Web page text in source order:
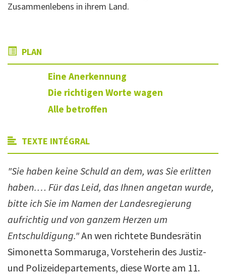
Zusammenlebens in ihrem Land.
PLAN
Eine Anerkennung
Die richtigen Worte wagen
Alle betroffen
TEXTE INTÉGRAL
"Sie haben keine Schuld an dem, was Sie erlitten
haben.… Für das Leid, das Ihnen angetan wurde,
bitte ich Sie im Namen der Landesregierung
aufrichtig und von ganzem Herzen um
Entschuldigung."An wen richtete Bundesrätin
Simonetta Sommaruga, Vorsteherin des Justiz-
und Polizeidepartements, diese Worte am 11.